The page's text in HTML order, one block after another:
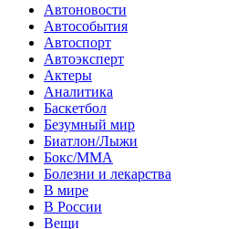
Автоновости
Автособытия
Автоспорт
Автоэксперт
Актеры
Аналитика
Баскетбол
Безумный мир
Биатлон/Лыжи
Бокс/MMA
Болезни и лекарства
В мире
В России
Вещи